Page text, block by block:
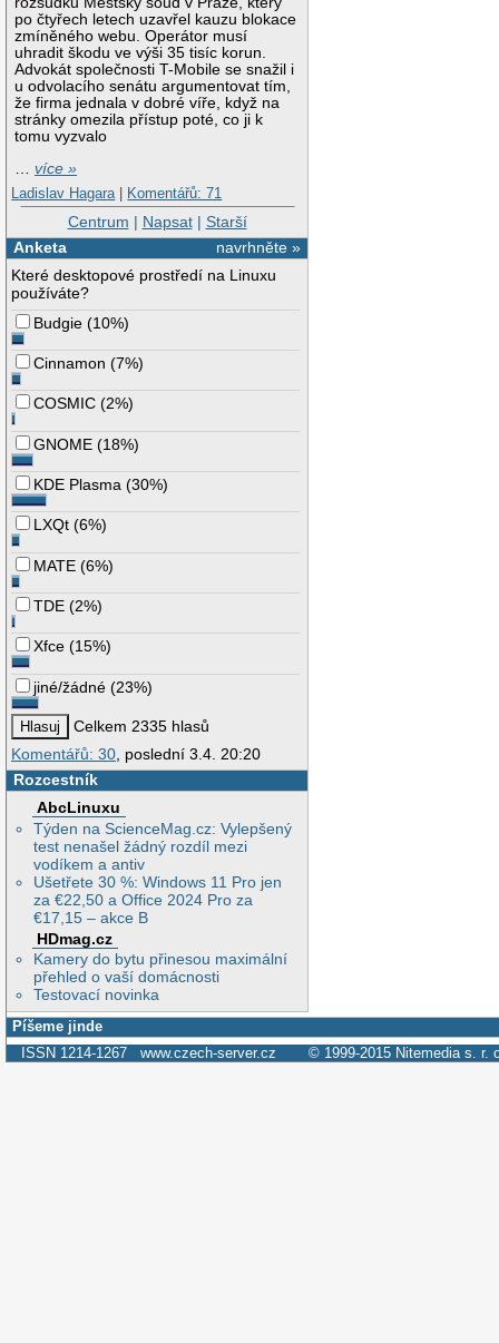
po čtyřech letech uzavřel kauzu blokace
zmíněného webu. Operátor musí
uhradit škodu ve výši 35 tisíc korun.
Advokát společnosti T-Mobile se snažil i
u odvolacího senátu argumentovat tím,
že firma jednala v dobré víře, když na
stránky omezila přístup poté, co ji k
tomu vyzvalo
…více »
Ladislav Hagara | Komentářů: 71
Centrum | Napsat| Starší
navrhněte »
Anketa
Které desktopové prostředí na Linuxu
používáte?
Budgie (10%)
Cinnamon (7%)
COSMIC (2%)
GNOME (18%)
KDE Plasma (30%)
LXQt (6%)
MATE (6%)
TDE (2%)
Xfce (15%)
jiné/žádné (23%)
Celkem 2335 hlasů
Komentářů: 30, poslední 3.4. 20:20
Rozcestník
AbcLinuxu
Týden na ScienceMag.cz: Vylepšený
test nenašel žádný rozdíl mezi
vodíkem a antiv
Ušetřete 30 %: Windows 11 Pro jen
za €22,50 a Office 2024 Pro za
€17,15 – akce B
HDmag.cz
Kamery do bytu přinesou maximální
přehled o vaší domácnosti
Testovací novinka
Píšeme jinde
ISSN 1214-1267 www.czech-server.cz © 1999-2015 Nitemedia s. r.